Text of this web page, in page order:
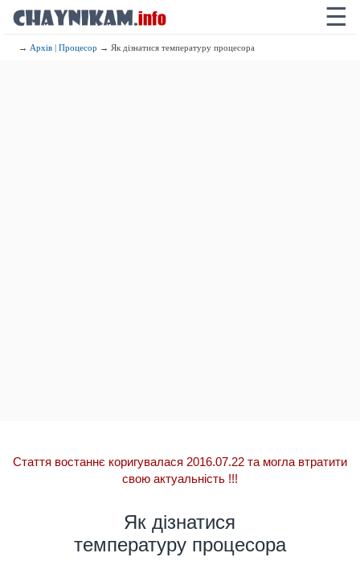
☰
→ Архів | Процесор → Як дізнатися температуру процесора
Стаття востаннє коригувалася 2016.07.22 та могла втратити
свою актуальність !!!
Як дізнатися
температуру процесора